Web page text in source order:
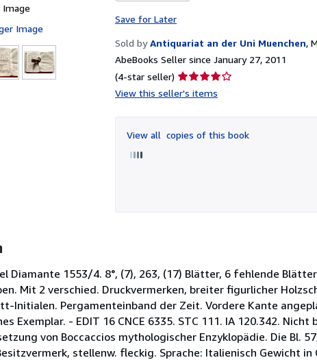
Image
Image
Save for Later
Sold by Antiquariat an der Uni Muenchen,
AbeBooks Seller since January 27, 2011
(4-star seller) Seller
rating
of
5
View this seller's items
View all copies of this book
Diamante 1553/4. 8°, (7), 263, (17) Blätter, 6 fehlende
Mit 2 verschied. Druckvermerken, breiter figurlicher
Initialen. Pergamenteinband der Zeit. Vordere Kante
Exemplar. - EDIT 16 CNCE 6335. STC 111. IA 120.342.
von Boccaccios mythologischer Enzyklopädie. Die Bl.
stellenw. fleckig. Sprache: Italienisch Gewicht in